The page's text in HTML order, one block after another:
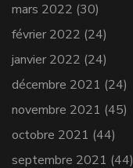
mars 2022 (30)
février 2022 (24)
janvier 2022 (24)
décembre 2021 (24)
novembre 2021 (45)
octobre 2021 (44)
septembre 2021 (44)